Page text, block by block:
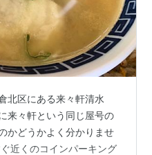
北区にある来々軒清水
来々軒という同じ屋号の
かどうかよく分かりませ
近くのコインパーキング